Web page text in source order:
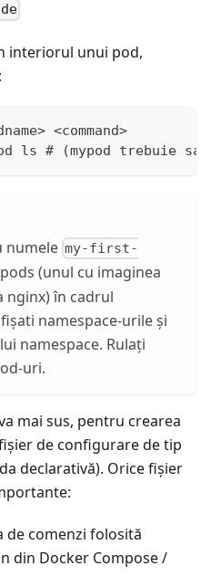
interiorul unui pod,
<command>
ls # (mypod trebuie
numele my-first-
(unul cu imaginea
nginx) în cadrul
namespace-urile și
namespace. Rulați
uri.
mai sus, pentru crearea
de configurare de tip
declarativă). Orice fișier
de comenzi folosită
din Docker Compose /